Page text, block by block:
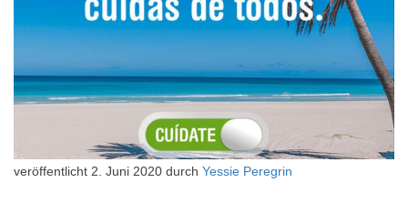
veröffentlicht 2. Juni 2020 durch Yessie Peregrin